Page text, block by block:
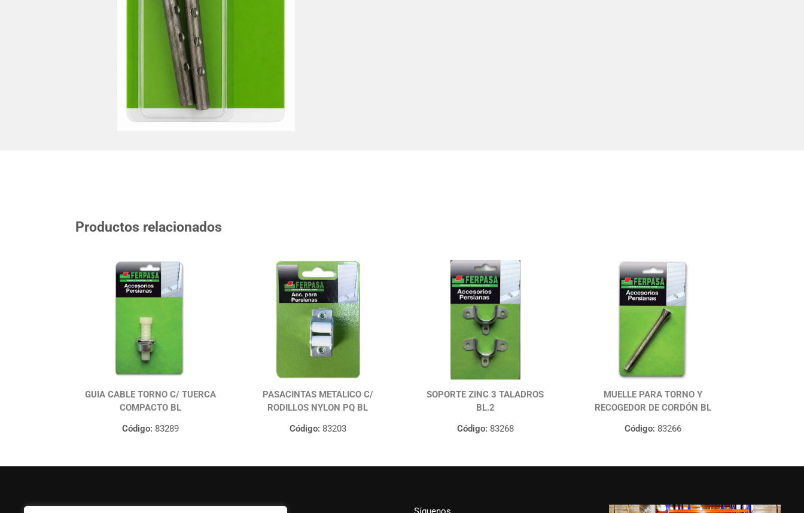
Productos relacionados
GUIA CABLE TORNO C/ TUERCA
COMPACTO BL
Código: 83289
PASACINTAS METALICO C/
RODILLOS NYLON PQ BL
Código: 83203
SOPORTE ZINC 3 TALADROS
BL.2
Código: 83268
MUELLE PARA TORNO Y
RECOGEDOR DE CORDÓN BL
Código: 83266